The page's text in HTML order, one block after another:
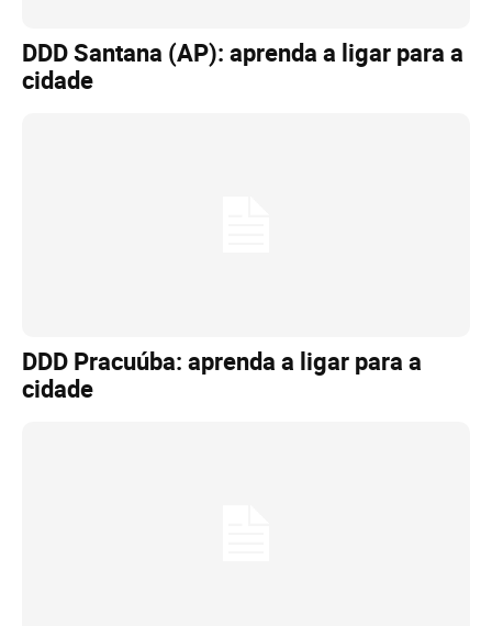
DDD Santana (AP): aprenda a ligar para a
cidade
DDD Pracuúba: aprenda a ligar para a
cidade